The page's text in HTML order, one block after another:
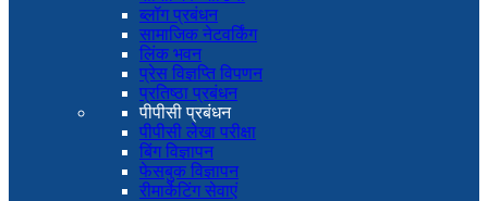
ब्लॉग प्रबंधन
सामाजिक नेटवर्किंग
लिंक भवन
प्रेस विज्ञप्ति विपणन
प्रतिष्ठा प्रबंधन
पीपीसी प्रबंधन
पीपीसी लेखा परीक्षा
बिंग विज्ञापन
फेसबुक विज्ञापन
रीमार्केटिंग सेवाएं